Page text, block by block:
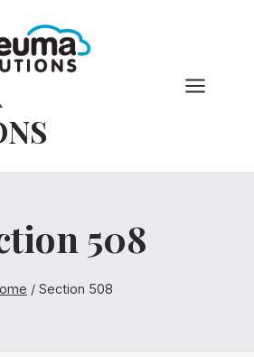
508
/ Section 508